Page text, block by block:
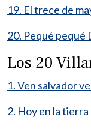
19. El trece de
20. Pequé pequé
Los 20
1. Ven salvador
2. Hoy en la